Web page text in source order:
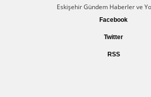
Eskişehir Gündem Haberler ve
Facebook
Twitter
RSS